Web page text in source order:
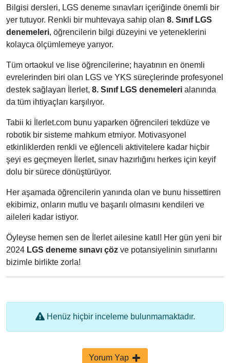
Bilgisi dersleri, LGS deneme sınavları içeriğinde önemli bir
yer tutuyor. Renkli bir muhtevaya sahip olan 8. Sınıf LGS
denemeleri, öğrencilerin bilgi düzeyini ve yeteneklerini
kolayca ölçümlemeye yarıyor.
Tüm ortaokul ve lise öğrencilerine; hayatının en önemli
evrelerinden biri olan LGS ve YKS süreçlerinde profesyonel
destek sağlayan İlerlet, 8. Sınıf LGS denemeleri alanında
da tüm ihtiyaçları karşılıyor.
Tabii ki İlerlet.com bunu yaparken öğrencileri tekdüze ve
robotik bir sisteme mahkum etmiyor. Motivasyonel
etkinliklerden renkli ve eğlenceli aktivitelere kadar hiçbir
şeyi es geçmeyen İlerlet, sınav hazırlığını herkes için keyif
dolu bir sürece dönüştürüyor.
Her aşamada öğrencilerin yanında olan ve bunu hissettiren
ekibimiz, onların mutlu ve başarılı olmasını kendileri ve
aileleri kadar istiyor.
Öyleyse hemen sen de İlerlet ailesine katıl! Her gün yeni bir
2024 LGS deneme sınavı çöz ve potansiyelinin sınırlarını
bizimle birlikte zorla!
Henüz hiçbir inceleme bulunmamaktadır.
Yorum Yap